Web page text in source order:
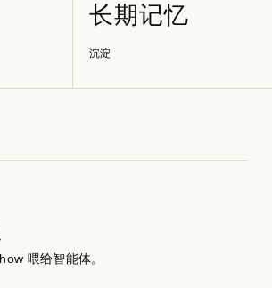
长期记忆
沉淀
喂给智能体。